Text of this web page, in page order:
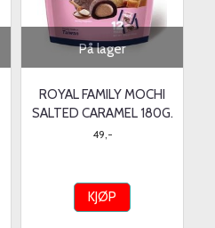
På lager
ROYAL FAMILY MOCHI
SALTED CARAMEL 180G.
49,-
KJØP